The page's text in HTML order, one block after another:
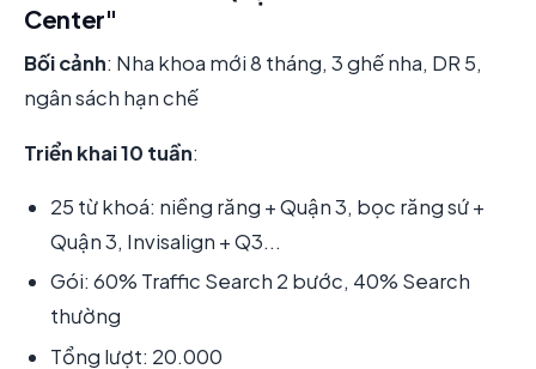
Center"
Bối cảnh: Nha khoa mới 8 tháng, 3 ghế nha, DR 5,
ngân sách hạn chế
Triển khai 10 tuần:
25 từ khoá: niềng răng + Quận 3, bọc răng sứ +
Quận 3, Invisalign + Q3...
Gói: 60% Traffic Search 2 bước, 40% Search
thường
Tổng lượt: 20.000